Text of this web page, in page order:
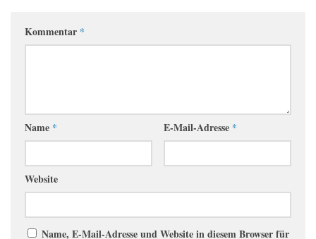
Kommentar *
Name * E-Mail-Adresse *
Website
Name, E-Mail-Adresse und Website in diesem Browser für